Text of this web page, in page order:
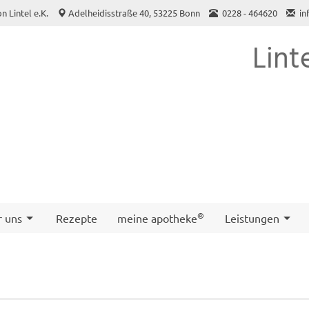
Lintel e.K. Adelheidisstraße 40, 53225 Bonn 0228 - 464620
uns Rezepte meine apotheke® Leistungen